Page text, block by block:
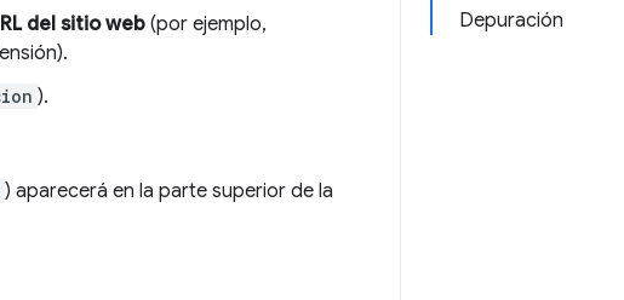
Depuración
del sitio web (por ejemplo,
).
) aparecerá en la parte superior de la